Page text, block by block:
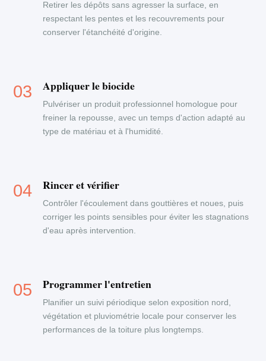
Retirer les dépôts sans agresser la surface, en
respectant les pentes et les recouvrements pour
conserver l'étanchéité d'origine.
Appliquer le biocide
Pulvériser un produit professionnel homologue pour
freiner la repousse, avec un temps d'action adapté au
type de matériau et à l'humidité.
Rincer et vérifier
Contrôler l'écoulement dans gouttières et noues, puis
corriger les points sensibles pour éviter les stagnations
d'eau après intervention.
Programmer l'entretien
Planifier un suivi périodique selon exposition nord,
végétation et pluviométrie locale pour conserver les
performances de la toiture plus longtemps.